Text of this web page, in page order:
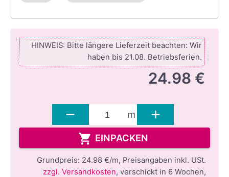
HINWEIS: Bitte längere Lieferzeit beachten: Wir
haben bis 21.08. Betriebsferien.
24.98 €
m
EINPACKEN
Grundpreis: 24.98 €/m, Preisangaben inkl. USt.
zzgl. Versandkosten,verschickt in 6 Wochen,